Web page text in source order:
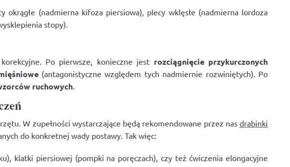
okrągłe (nadmierna kifoza piersiowa), plecy wklęsłe (nadmierna lordoza
stopy).
Po pierwsze, konieczne jest rozciągnięcie przykurczonych
(antagonistyczne względem tych nadmiernie rozwiniętych). Po
ruchowych.
W zupełności wystarczające będą rekomendowane przez nas drabinki
do konkretnej wady postawy. Tak więc:
klatki piersiowej (pompki na poręczach), czy też ćwiczenia elongacyjne